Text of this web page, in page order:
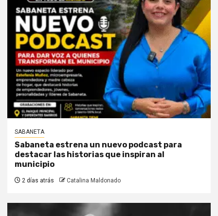
SABANETA
Sabaneta estrena un nuevo podcast para
destacar las historias que inspiran al
municipio
2 días atrás Catalina Maldonado